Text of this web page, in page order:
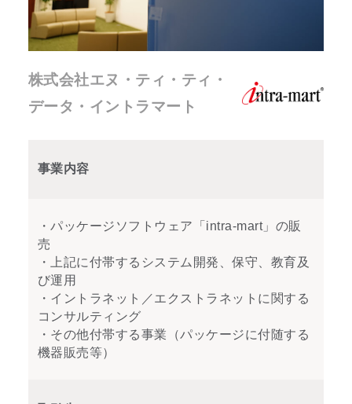
株式会社エヌ・ティ・ティ・
データ・イントラマート
事業内容
・パッケージソフトウェア「intra-mart」の販
売
・上記に付帯するシステム開発、保守、教育及
び運用
・イントラネット／エクストラネットに関する
コンサルティング
・その他付帯する事業（パッケージに付随する
機器販売等）